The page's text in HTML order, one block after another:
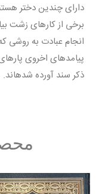
دارای چندین دختر
برخی از کارهای زشت
انجام عبادت به روشی
پیامدهای اخروی پاره‏ای
ذکر سند آورده شده‏اند.